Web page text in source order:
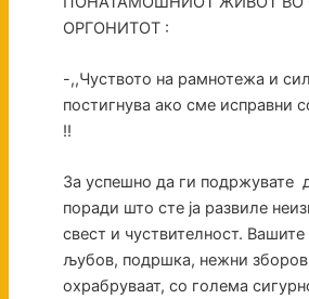
ОРГОНИТОТ :
-,,Чуството на рамнотежа и
постигнува ако сме исправни
!!
За успешно да ги подржувате
поради што сте ја развиле
свест и чуствителност.
љубов, подршка, нежни
охрабруваат, со голема